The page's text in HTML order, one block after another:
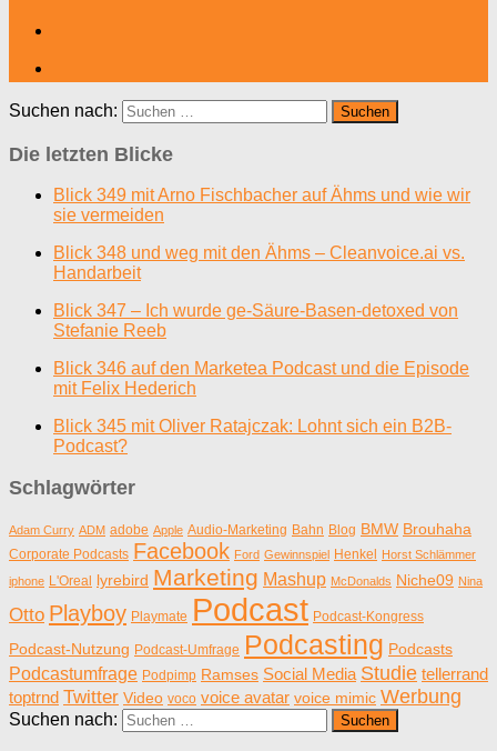
Suchen nach:
Die letzten Blicke
Blick 349 mit Arno Fischbacher auf Ähms und wie wir
sie vermeiden
Blick 348 und weg mit den Ähms – Cleanvoice.ai vs.
Handarbeit
Blick 347 – Ich wurde ge-Säure-Basen-detoxed von
Stefanie Reeb
Blick 346 auf den Marketea Podcast und die Episode
mit Felix Hederich
Blick 345 mit Oliver Ratajczak: Lohnt sich ein B2B-
Podcast?
Schlagwörter
Adam Curry ADM adobe Apple Audio-Marketing Bahn Blog BMW Brouhaha
Corporate Podcasts Facebook Ford Gewinnspiel Henkel
Horst Schlämmer
iphone L'Oreal lyrebird Marketing Mashup McDonalds Niche09 Nina
Otto Playboy Playmate Podcast Podcast-Kongress
Podcast-Nutzung Podcast-Umfrage Podcasting Podcasts
Podcastumfrage Podpimp Ramses Social Media Studie tellerrand
toptrnd Twitter Video voco voice avatar voice mimic Werbung
Suchen nach: